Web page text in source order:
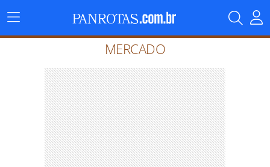
Menu
Principal
MERCADO